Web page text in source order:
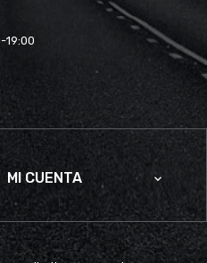
19:00
MI CUENTA 